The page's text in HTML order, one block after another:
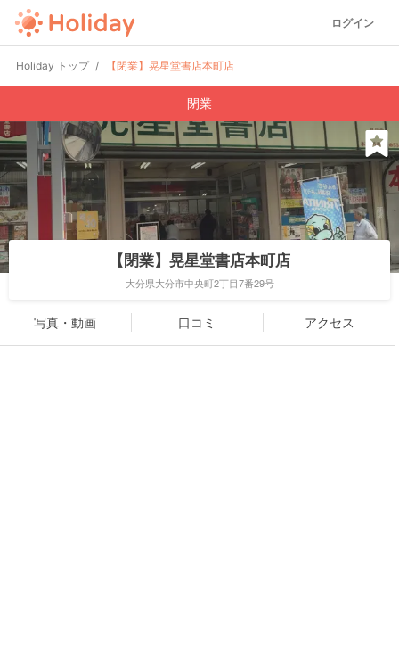
ログイン
Holiday トップ 【閉業】晃星堂書店本町店
閉業
【閉業】晃星堂書店本町店
大分県大分市中央町2丁目7番29号
写真・動画 口コミ アクセス